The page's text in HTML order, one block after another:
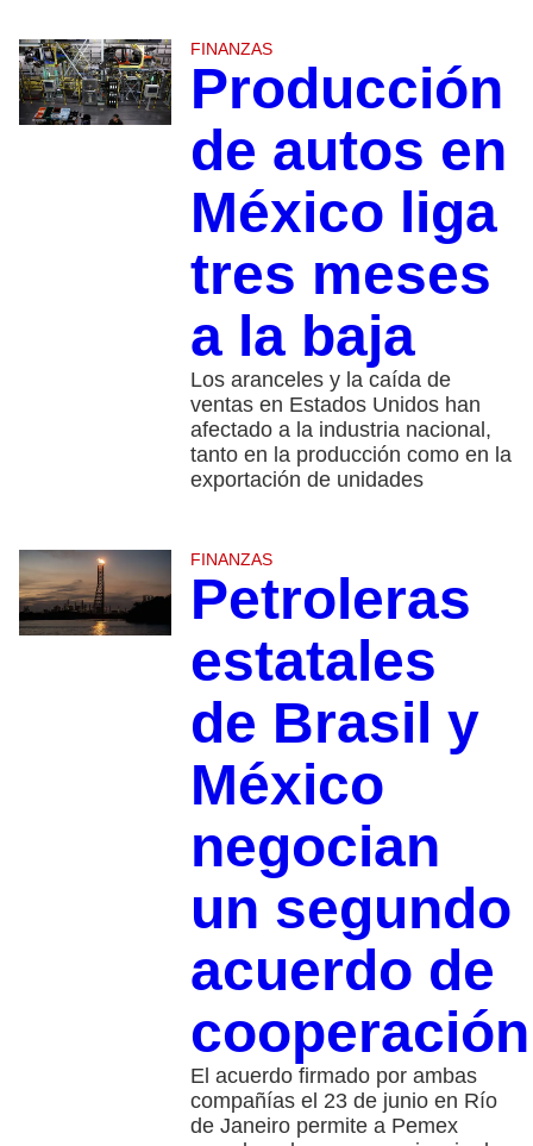
FINANZAS
Producción
de autos en
México liga
tres meses
a la baja
Los aranceles y la caída de
ventas en Estados Unidos han
afectado a la industria nacional,
tanto en la producción como en la
exportación de unidades
FINANZAS
Petroleras
estatales
de Brasil y
México
negocian
un segundo
acuerdo de
cooperación
El acuerdo firmado por ambas
compañías el 23 de junio en Río
de Janeiro permite a Pemex